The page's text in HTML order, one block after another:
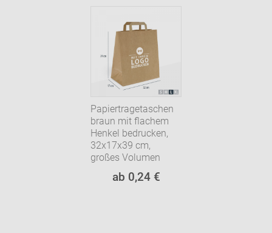
Papiertragetaschen
braun mit flachem
Henkel bedrucken,
32x17x39 cm,
großes Volumen
ab 0,24 €